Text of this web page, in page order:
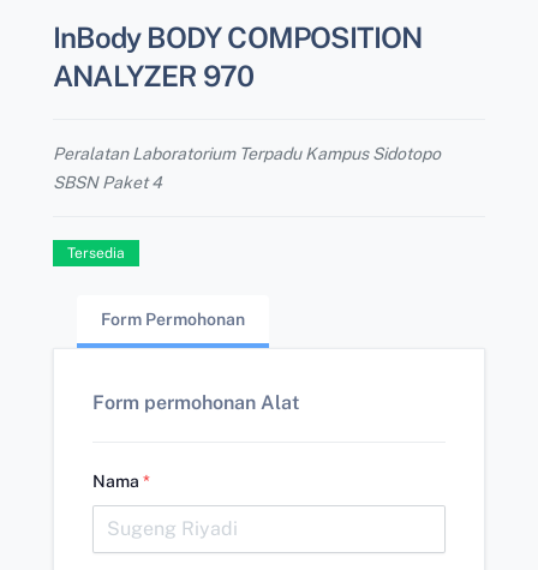
InBody BODY COMPOSITION
ANALYZER 970
Peralatan Laboratorium Terpadu Kampus Sidotopo
SBSN Paket 4
Tersedia
Form Permohonan
Form permohonan Alat
Nama *